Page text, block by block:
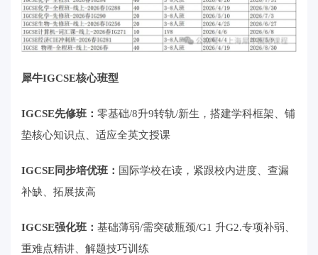
犀牛IGCSE核心班型
IGCSE先修班： 零基础/8升9转轨/新生，搭建学科框架、铺
垫核心知识点、适应全英文授课
IGCSE同步培优班： 国际学校在读，紧跟校内进度、查漏
补缺、拓展拔高
IGCSE强化班： 基础薄弱/需突破瓶颈/G1 升G2.专项补弱、
重难点精讲、解题技巧训练